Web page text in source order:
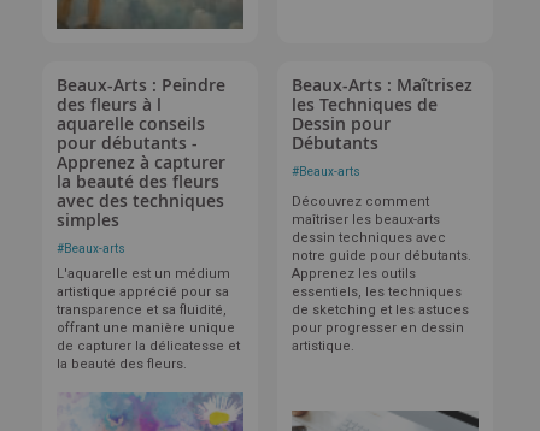
Beaux-Arts : Peindre
des fleurs à l
aquarelle conseils
pour débutants -
Apprenez à capturer
la beauté des fleurs
avec des techniques
simples
#Beaux-arts
L'aquarelle est un médium
artistique apprécié pour sa
transparence et sa fluidité,
offrant une manière unique
de capturer la délicatesse et
la beauté des fleurs.
Beaux-Arts : Maîtrisez
les Techniques de
Dessin pour
Débutants
#Beaux-arts
Découvrez comment
maîtriser les beaux-arts
dessin techniques avec
notre guide pour débutants.
Apprenez les outils
essentiels, les techniques
de sketching et les astuces
pour progresser en dessin
artistique.